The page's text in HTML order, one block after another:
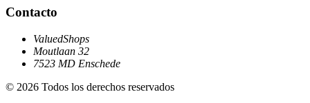
Contacto
ValuedShops
Moutlaan 32
7523 MD Enschede
© 2026 Todos los derechos reservados